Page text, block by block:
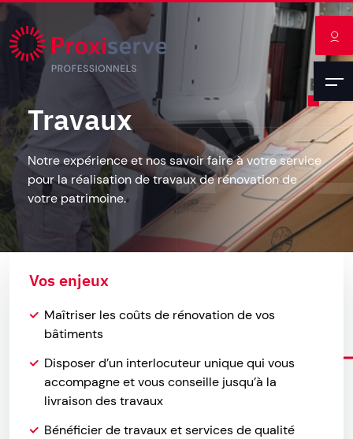
Travaux
Notre expérience et nos savoir faire à votre service
pour la réalisation de travaux de rénovation de
votre patrimoine.
Vos enjeux
Maîtriser les coûts de rénovation de vos
bâtiments
Disposer d’un interlocuteur unique qui vous
accompagne et vous conseille jusqu’à la
livraison des travaux
Bénéficier de travaux et services de qualité